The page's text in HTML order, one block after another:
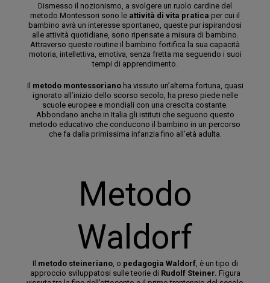
Dismesso il nozionismo, a svolgere un ruolo cardine del
metodo Montessori sono le attività di vita pratica per cui il
bambino avrà un interesse spontaneo, queste pur ispirandosi
alle attività quotidiane, sono ripensate a misura di bambino.
Attraverso queste routine il bambino fortifica la sua capacità
motoria, intellettiva, emotiva, senza fretta ma seguendo i suoi
tempi di apprendimento.
Il metodo montessorianoha vissuto un’alterna fortuna, quasi
ignorato all’inizio dello scorso secolo, ha preso piede nelle
scuole europee e mondiali con una crescita costante.
Abbondano anche in Italia gli istituti che seguono questo
metodo educativo che conducono il bambino in un percorso
che fa dalla primissima infanzia fino all’età adulta.
Metodo
Waldorf
Il metodo steineriano, o pedagogia Waldorf, è un tipo di
approccio sviluppatosi sulle teorie di Rudolf Steiner. Figura